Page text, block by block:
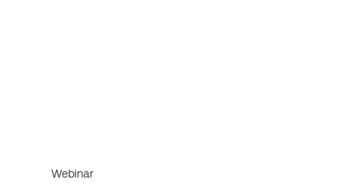
Webinar